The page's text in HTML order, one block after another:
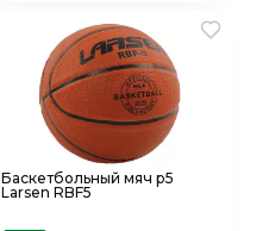
Баскетбольный мяч р5
Larsen RBF5